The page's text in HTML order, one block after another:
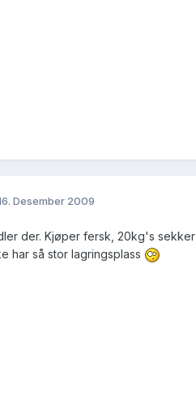
Desember 2009
der. Kjøper fersk, 20kg's sekker
har så stor lagringsplass